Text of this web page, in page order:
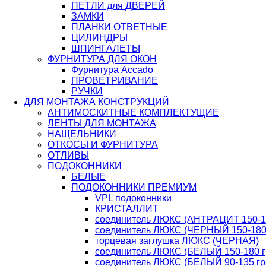
ПЕТЛИ для ДВЕРЕЙ
ЗАМКИ
ПЛАНКИ ОТВЕТНЫЕ
ЦИЛИНДРЫ
ШПИНГАЛЕТЫ
ФУРНИТУРА ДЛЯ ОКОН
Фурнитура Accado
ПРОВЕТРИВАНИЕ
РУЧКИ
ДЛЯ МОНТАЖА КОНСТРУКЦИЙ
АНТИМОСКИТНЫЕ КОМПЛЕКТУЩИЕ
ЛЕНТЫ ДЛЯ МОНТАЖА
НАЩЕЛЬНИКИ
ОТКОСЫ И ФУРНИТУРА
ОТЛИВЫ
ПОДОКОННИКИ
БЕЛЫЕ
ПОДОКОННИКИ ПРЕМИУМ
VPL подоконники
КРИСТАЛЛИТ
соединитель ЛЮКС (АНТРАЦИТ 150-
соединитель ЛЮКС (ЧЕРНЫЙ 150-180
торцевая заглушка ЛЮКС (ЧЕРНАЯ)
соединитель ЛЮКС (БЕЛЫЙ 150-180
соединитель ЛЮКС (БЕЛЫЙ 90-135